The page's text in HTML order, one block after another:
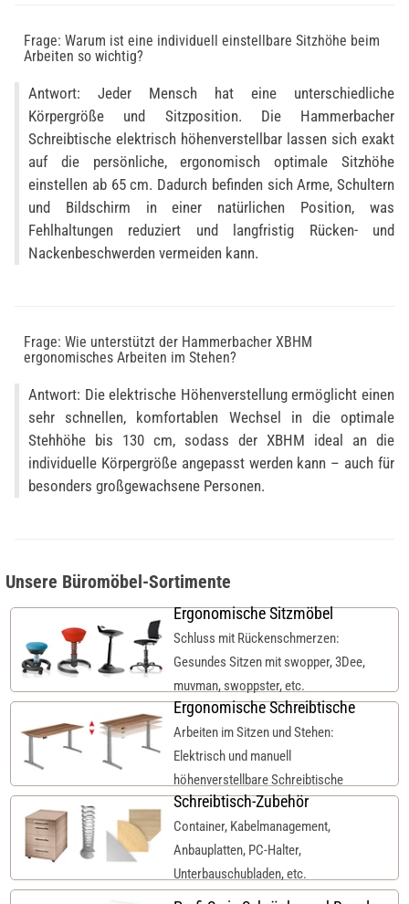
Frage: Warum ist eine individuell einstellbare Sitzhöhe beim
Arbeiten so wichtig?
Antwort: Jeder Mensch hat eine unterschiedliche
Körpergröße und Sitzposition. Die Hammerbacher
Schreibtische elektrisch höhenverstellbar lassen sich exakt
auf die persönliche, ergonomisch optimale Sitzhöhe
einstellen ab 65 cm. Dadurch befinden sich Arme, Schultern
und Bildschirm in einer natürlichen Position, was
Fehlhaltungen reduziert und langfristig Rücken- und
Nackenbeschwerden vermeiden kann.
Frage: Wie unterstützt der Hammerbacher XBHM
ergonomisches Arbeiten im Stehen?
Antwort: Die elektrische Höhenverstellung ermöglicht einen
sehr schnellen, komfortablen Wechsel in die optimale
Stehhöhe bis 130 cm, sodass der XBHM ideal an die
individuelle Körpergröße angepasst werden kann – auch für
besonders großgewachsene Personen.
Unsere Büromöbel-Sortimente
Ergonomische Sitzmöbel
Schluss mit Rückenschmerzen:
Gesundes Sitzen mit swopper, 3Dee,
muvman, swoppster, etc.
Ergonomische Schreibtische
Arbeiten im Sitzen und Stehen:
Elektrisch und manuell
höhenverstellbare Schreibtische
Schreibtisch-Zubehör
Container, Kabelmanagement,
Anbauplatten, PC-Halter,
Unterbauschubladen, etc.